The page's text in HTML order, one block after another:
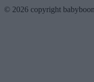
© 2026 copyright